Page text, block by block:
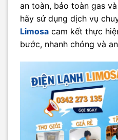
an toàn, bảo toàn gas
hãy sử dụng dịch vụ
Limosa cam kết thực
bước, nhanh chóng và